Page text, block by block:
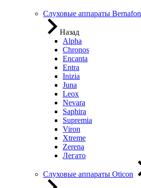
Слуховые аппараты Bernafon
Назад
Alpha
Chronos
Encanta
Entra
Inizia
Juna
Leox
Nevara
Saphira
Supremia
Viron
Xtreme
Zerena
Легато
Слуховые аппараты Oticon